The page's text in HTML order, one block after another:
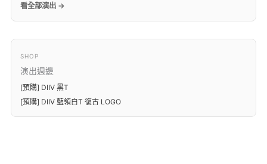
看全部演出 →
SHOP
演出週邊
[預購] DIIV 黑T
[預購] DIIV 藍領白T 復古 LOGO